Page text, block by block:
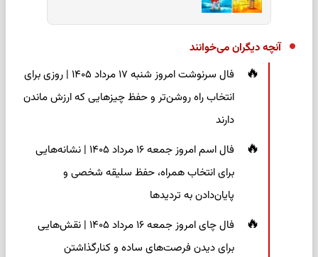
آنچه دیگران می‌خوانند
فال سرنوشت امروز شنبه ۱۷ مرداد ۱۴۰۵ | روزی برای
انتخاب راه روشن‌تر و حفظ چیزهایی که ارزش ماندن
دارند
فال اسم امروز جمعه ۱۶ مرداد ۱۴۰۵ | نشانه‌هایی
برای انتخاب همراه، حفظ سلیقه شخصی و
پایان‌دادن به تردیدها
فال چای امروز جمعه ۱۶ مرداد ۱۴۰۵ | نقش‌هایی
برای دیدن فرصت‌های ساده و کنارگذاشتن